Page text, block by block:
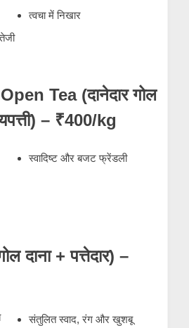
त्वचा में निखार
Tea (दानेदार गोल
– ₹400/kg
स्वादिष्ट और बजट फ्रेंडली
दाना + पत्तेदार) –
संतुलित स्वाद, रंग और खुशबू